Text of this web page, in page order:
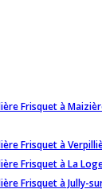
Frisquet à
Frisquet à
Frisquet à La
Frisquet à Jully-